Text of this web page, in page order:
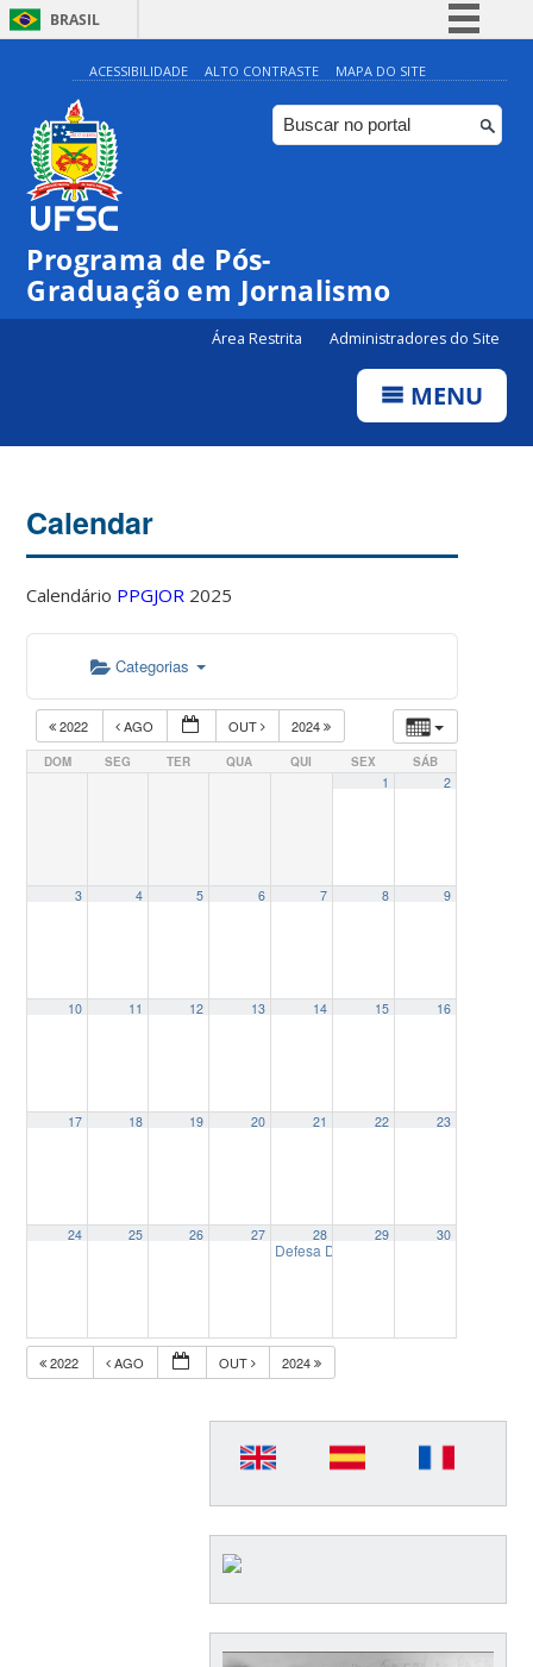
BRASIL
Simplifique!
Comunica BR
Participe
ACESSIBILIDADE ALTO CONTRASTE MAPA DO SITE
Programa de Pós-
Graduação em Jornalismo
Área Restrita Administradores do Site
MENU
Calendar
Calendário PPGJOR 2025
Categorias
2022 AGO OUT 2024
DOM SEG TER QUA QUI SEX SÁB
1 2
3 4 5 6 7 8 9
10 11 12 13 14 15 16
17 18 19 20 21 22 23
24 25 26 27 28
Defesa Dissertação: “JORNALISMO
29 30
2022 AGO OUT 2024